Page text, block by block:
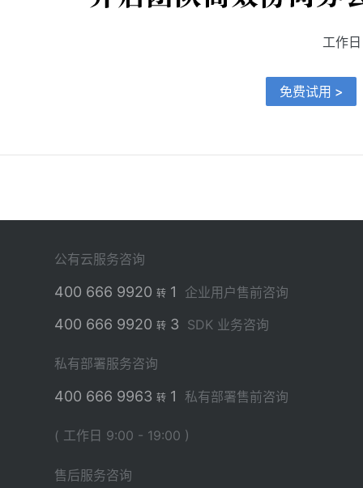
工作
免费试用 >
公有云服务咨询
400 666 9920 转1 企业用户售前咨询
400 666 9920 转3 SDK 业务咨询
私有部署服务咨询
400 666 9963 转1 私有部署售前咨询
( 工作日 9:00 - 19:00 )
售后服务咨询